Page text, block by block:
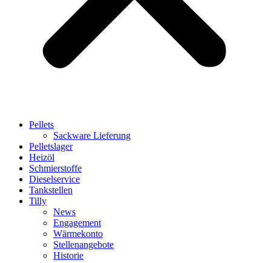
Pellets
Sackware Lieferung
Pelletslager
Heizöl
Schmierstoffe
Dieselservice
Tankstellen
Tilly
News
Engagement
Wärmekonto
Stellenangebote
Historie